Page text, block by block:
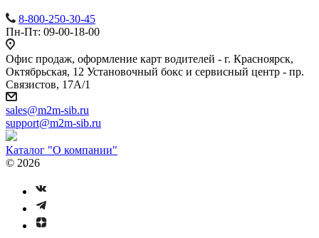
8-800-250-30-45
Пн-Пт: 09-00-18-00
Офис продаж, оформление карт водителей - г. Красноярск,
Октябрьская, 12 Установочный бокс и сервисный центр - пр.
Связистов, 17А/1
sales@m2m-sib.ru
support@m2m-sib.ru
Каталог "О компании"
© 2026